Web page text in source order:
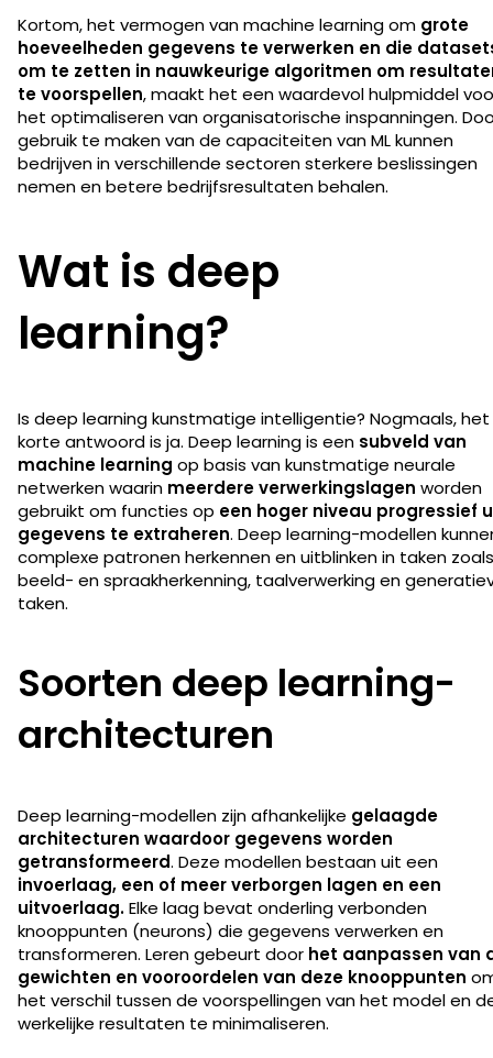
Kortom, het vermogen van machine learning om grote
hoeveelheden gegevens te verwerken en die
om te zetten in nauwkeurige algoritmen om
te voorspellen, maakt het een waardevol hulpmiddel
het optimaliseren van organisatorische inspanningen.
gebruik te maken van de capaciteiten van ML kunnen
bedrijven in verschillende sectoren sterkere beslissingen
nemen en betere bedrijfsresultaten behalen.
Wat is deep
learning?
Is deep learning kunstmatige intelligentie? Nogmaals, het
korte antwoord is ja. Deep learning is een subveld van
machine learning op basis van kunstmatige neurale
netwerken waarin meerdere verwerkingslagen worden
gebruikt om functies op een hoger niveau progressief
gegevens te extraheren. Deep learning-modellen
complexe patronen herkennen en uitblinken in taken zoals
beeld- en spraakherkenning, taalverwerking en
taken.
Soorten deep learning-
architecturen
Deep learning-modellen zijn afhankelijke gelaagde
architecturen waardoor gegevens worden
getransformeerd. Deze modellen bestaan uit een
invoerlaag, een of meer verborgen lagen en een
uitvoerlaag.Elke laag bevat onderling verbonden
knooppunten (neurons) die gegevens verwerken en
transformeren. Leren gebeurt door het aanpassen van
gewichten en vooroordelen van deze knooppunten
het verschil tussen de voorspellingen van het model en
werkelijke resultaten te minimaliseren.